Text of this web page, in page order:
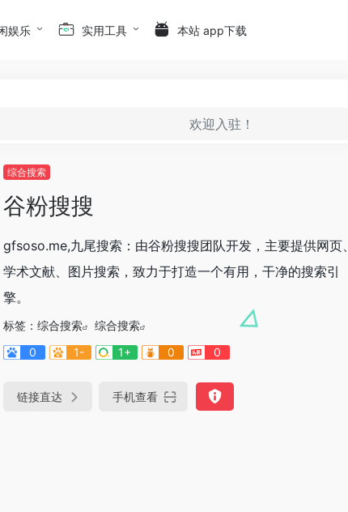
娱乐 实用工具 本站 app下载
欢迎入驻！
综合搜索
谷粉搜搜
gfsoso.me,九尾搜索：由谷粉搜搜团队开发，主要提供网页、
学术文献、图片搜索，致力于打造一个有用，干净的搜索引
擎。
标签： 综合搜索
综合搜索
0
1- 1+ 0 0
链接直达 手机查看